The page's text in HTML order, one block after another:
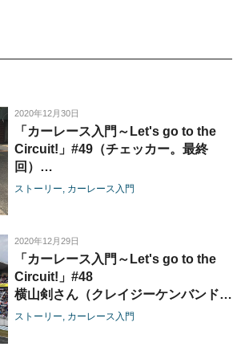
2020年12月30日
「カーレース入門～Let's go to the
Circuit!」#49（チェッカー。最終
回）
横山剣さん（クレイジーケンバンド）
ストーリー カーレース入門
2020年12月29日
「カーレース入門～Let's go to the
Circuit!」#48
横山剣さん（クレイジーケンバンド）
／野地秩嘉さん（「トヨタ物語」著
ストーリー カーレース入門